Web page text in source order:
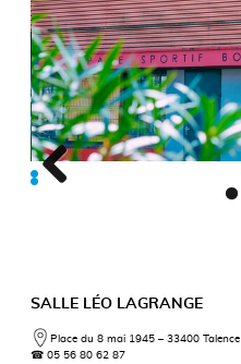
SALLE LÉO LAGRANGE
Place du 8 mai 1945 – 33400 Talence
☎ 05 56 80 62 87